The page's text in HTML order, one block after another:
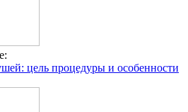
цель процедуры и особенности